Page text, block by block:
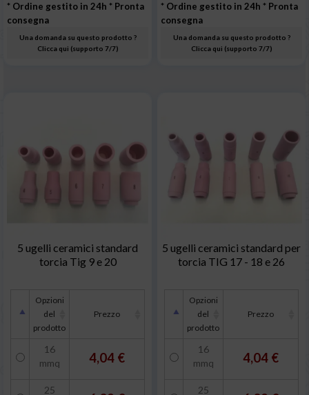
* Ordine gestito in 24h * Pronta
consegna
Una domanda su questo prodotto ?
Clicca qui (supporto 7/7)
* Ordine gestito in 24h * Pronta
consegna
Una domanda su questo prodotto ?
Clicca qui (supporto 7/7)
5 ugelli ceramici standard
torcia Tig 9 e 20
Opzioni
del
prodotto
Prezzo
16
mmq
4,04 €
25
5 ugelli ceramici standard per
torcia TIG 17 - 18 e 26
Opzioni
del
prodotto
Prezzo
16
mmq
4,04 €
25